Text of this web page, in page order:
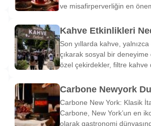
ve misafirperverliğin en
Kahve Etkinlikleri
Son yıllarda kahve,
çıkarak sosyal bir
özel çekirdekler, filtre
Carbone Newyork
Carbone New York: Klasik
Carbone, New York’un en
olarak gastronomi